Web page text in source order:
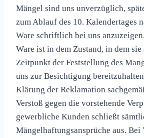
Mängel sind uns unverzüglich,
zum Ablauf des 10. Kalendertages
Ware schriftlich bei uns
Ware ist in dem Zustand, in dem sie
Zeitpunkt der Feststellung des
uns zur Besichtigung
Klärung der Reklamation
Verstoß gegen die vorstehende
gewerbliche Kunden schließt
Mängelhaftungsansprüche aus. Bei